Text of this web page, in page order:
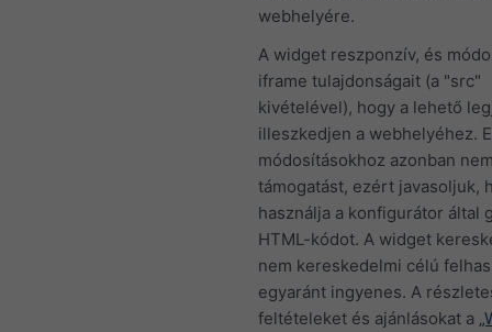
webhelyére.
A widget reszponzív, és
iframe tulajdonságait (a "src"
kivételével), hogy a lehető
illeszkedjen a webhelyéhez.
módosításokhoz azonban
támogatást, ezért javasoljuk,
használja a konfigurátor által
HTML-kódot. A widget
nem kereskedelmi célú
egyaránt ingyenes. A
feltételeket és ajánlásokat a